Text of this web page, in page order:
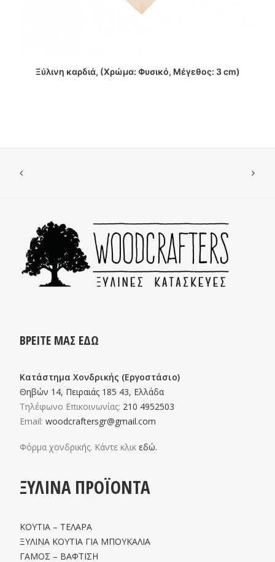
ΔΙΑΒΑΣΤΕ ΠΕΡΙΣΣΟΤΕΡΑ
Ξύλινη καρδιά, (Χρώμα: Φυσικό, Μέγεθος: 3 cm)
ΒΡΕΙΤΕ ΜΑΣ ΕΔΩ
Κατάστημα Χονδρικής (Εργοστάσιο)
Θηβών 14, Πειραιάς 185 43, Ελλάδα
Τηλέφωνο Επικοινωνίας: 210 4952503
Email: woodcraftersgr@gmail.com
Φόρμα χονδρικής. Κάντε κλικ εδώ.
ΞΥΛΙΝΑ ΠΡΟΪΟΝΤΑ
ΚΟΥΤΙΑ – ΤΕΛΑΡΑ
ΞΥΛΙΝΑ ΚΟΥΤΙΑ ΓΙΑ ΜΠΟΥΚΑΛΙΑ
ΓΑΜΟΣ – ΒΑΦΤΙΣΗ